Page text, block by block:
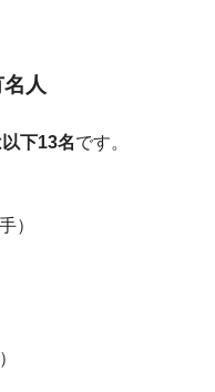
人
下13名です。
）